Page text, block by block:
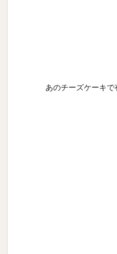
あのチーズケーキで